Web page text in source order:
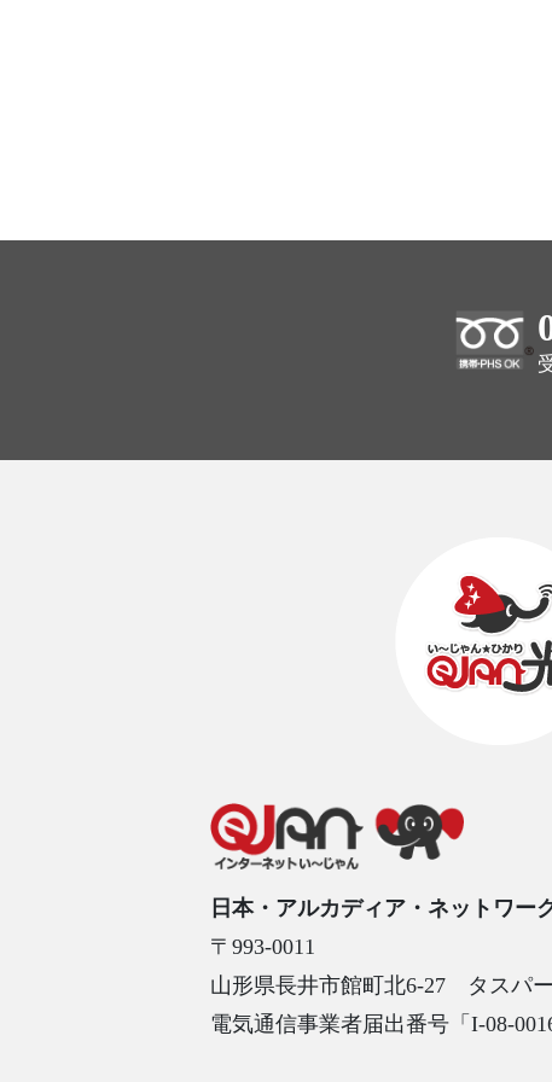
日本・アルカディア・ネットワー
〒993-0011
山形県長井市館町北6-27 タスパ
電気通信事業者届出番号「I-08-